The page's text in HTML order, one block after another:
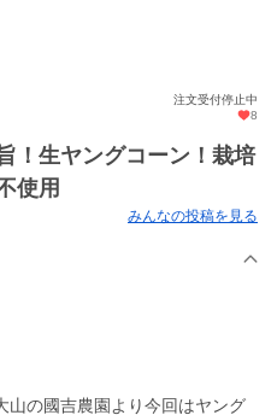
注文受付停止中
8
！生ヤングコーン！栽培
使用
みんなの投稿を見る
山の國吉農園より今回はヤング